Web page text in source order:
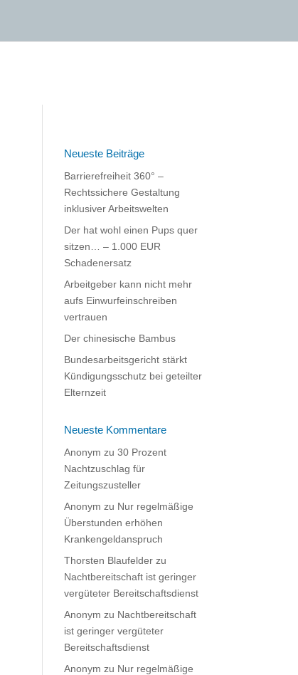
Neueste Beiträge
Barrierefreiheit 360° –
Rechtssichere Gestaltung
inklusiver Arbeitswelten
Der hat wohl einen Pups quer
sitzen… – 1.000 EUR
Schadenersatz
Arbeitgeber kann nicht mehr
aufs Einwurfeinschreiben
vertrauen
Der chinesische Bambus
Bundesarbeitsgericht stärkt
Kündigungsschutz bei geteilter
Elternzeit
Neueste Kommentare
Anonym zu30 Prozent
Nachtzuschlag für
Zeitungszusteller
Anonym zu Nur regelmäßige
Überstunden erhöhen
Krankengeldanspruch
Thorsten Blaufelder zu
Nachtbereitschaft ist geringer
vergüteter Bereitschaftsdienst
Anonym zu Nachtbereitschaft
ist geringer vergüteter
Bereitschaftsdienst
Anonym zu Nur regelmäßige